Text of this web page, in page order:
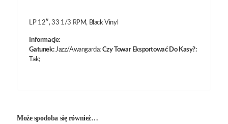
LP 12″, 33 1/3 RPM, Black Vinyl
Informacje:
Gatunek:Jazz/Awangarda; Czy Towar Eksportować Do Kasy?:
Tak;
Może spodoba się również…